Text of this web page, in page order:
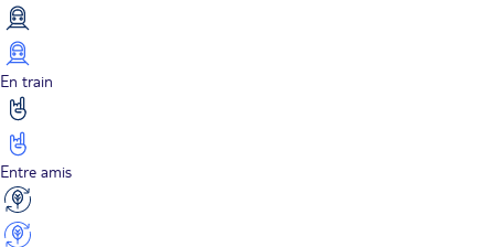
En train
Entre amis